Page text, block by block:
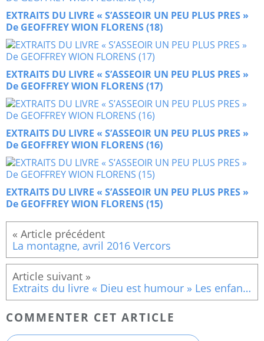
EXTRAITS DU LIVRE « S’ASSEOIR UN PEU PLUS PRES »
De GEOFFREY WION FLORENS (18)
EXTRAITS DU LIVRE « S’ASSEOIR UN PEU PLUS PRES »
De GEOFFREY WION FLORENS (17)
EXTRAITS DU LIVRE « S’ASSEOIR UN PEU PLUS PRES »
De GEOFFREY WION FLORENS (16)
EXTRAITS DU LIVRE « S’ASSEOIR UN PEU PLUS PRES »
De GEOFFREY WION FLORENS (15)
La montagne, avril 2016 Vercors
Extraits du livre « Dieu est humour » Les enfants (4)
COMMENTER CET ARTICLE